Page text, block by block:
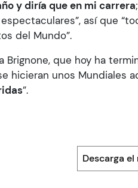
y diría que en mi carrera
así que
del Mundo”.
Brignone, que hoy ha
hicieran unos Mundiales
”.
Descarga